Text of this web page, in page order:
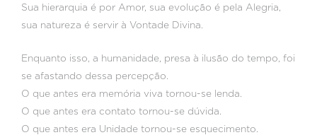
Sua hierarquia é por Amor, sua evolução é pela Alegria,
sua natureza é servir à Vontade Divina.
Enquanto isso, a humanidade, presa à ilusão do tempo, foi
se afastando dessa percepção.
O que antes era memória viva tornou-se lenda.
O que antes era contato tornou-se dúvida.
O que antes era Unidade tornou-se esquecimento.